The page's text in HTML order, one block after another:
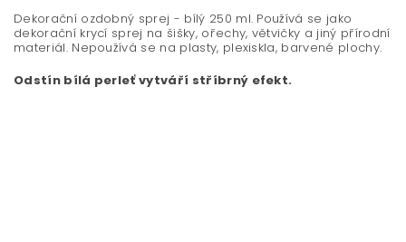
Dekorační ozdobný sprej - bílý 250 ml. Používá se jako
dekorační krycí sprej na šišky, ořechy, větvičky a jiný přírodní
materiál. Nepoužívá se na plasty, plexiskla, barvené plochy.
Odstín bílá perleť vytváří stříbrný efekt.